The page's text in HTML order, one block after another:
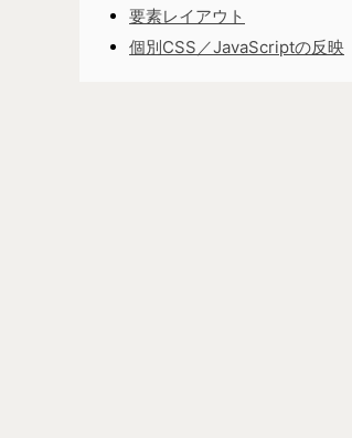
要素レイアウト
個別CSS／JavaScriptの反映